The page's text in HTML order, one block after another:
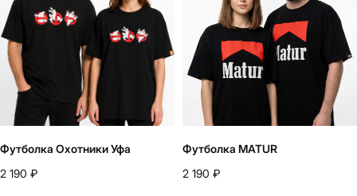
Футболка Охотники Уфа
2 190 ₽
Футболка MATUR
2 190 ₽